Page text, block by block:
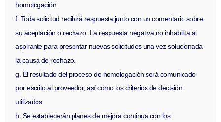
homologación.
f. Toda solicitud recibirá respuesta junto con un comentario sobre
su aceptación o rechazo. La respuesta negativa no inhabilita al
aspirante para presentar nuevas solicitudes una vez solucionada
la causa de rechazo.
g. El resultado del proceso de homologación será comunicado
por escrito al proveedor, así como los criterios de decisión
utilizados.
h. Se establecerán planes de mejora continua con los